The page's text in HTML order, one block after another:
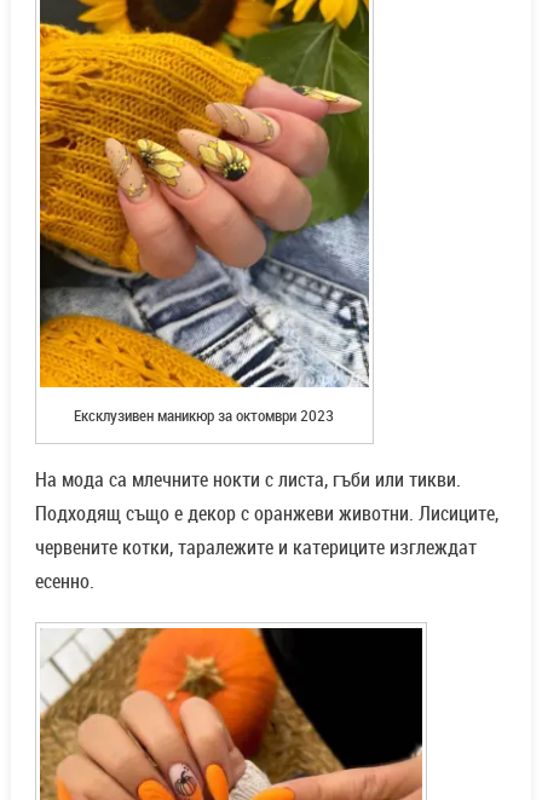
Ексклузивен маникюр за октомври 2023
На мода са млечните нокти с листа, гъби или тикви.
Подходящ също е декор с оранжеви животни. Лисиците,
червените котки, таралежите и катериците изглеждат
есенно.